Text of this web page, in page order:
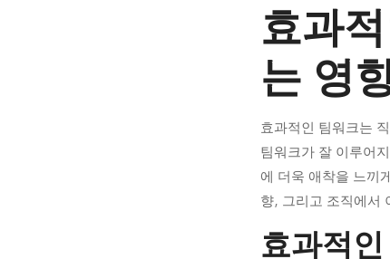
효
과
적
인
팀
워
크
효과
는 영
효과적인 팀워크는
팀워크가 잘 이루어
에 더욱 애착을 느끼
향, 그리고 조직에서
효과적